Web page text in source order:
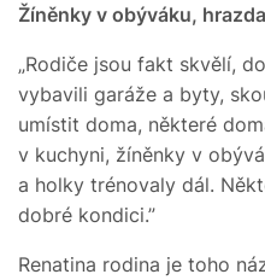
Žíněnky v obýváku,
„Rodiče jsou fakt skvělí,
vybavili garáže a byty,
umístit doma, některé
v kuchyni, žíněnky v
a holky trénovaly dál.
dobré kondici.”
Renatina rodina je toho